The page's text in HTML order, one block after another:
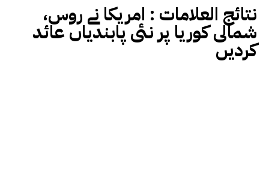
نتائج العلامات : امریکا نے روس،
شمالی کوریا پر نئی پابندیاں عائد
کردیں